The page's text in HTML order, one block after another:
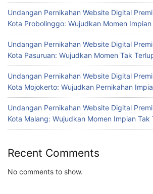
Undangan Pernikahan Website Digital
Kota Probolinggo: Wujudkan Momen Impian
Undangan Pernikahan Website Digital
Kota Pasuruan: Wujudkan Momen Tak
Undangan Pernikahan Website Digital
Kota Mojokerto: Wujudkan Pernikahan
Undangan Pernikahan Website Digital
Kota Malang: Wujudkan Momen Impian Tak
Recent Comments
No comments to show.